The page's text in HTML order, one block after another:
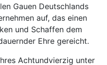
Gauen Deutschlands
auf, das einen
und Schaffen dem
Ehre gereicht.
Achtundvierzig unter